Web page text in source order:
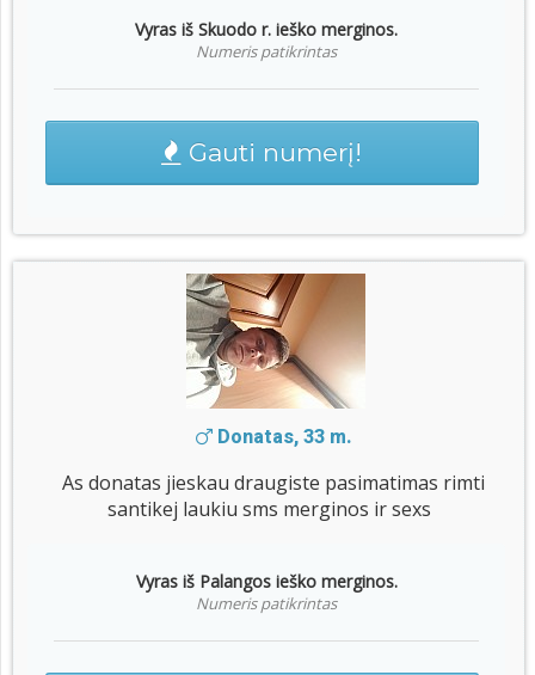
Vyras iš Skuodo r. ieško merginos.
Numeris patikrintas
Gauti numerį!
Donatas, 33 m.
As donatas jieskau draugiste pasimatimas rimti
santikej laukiu sms merginos ir sexs
Vyras iš Palangos ieško merginos.
Numeris patikrintas